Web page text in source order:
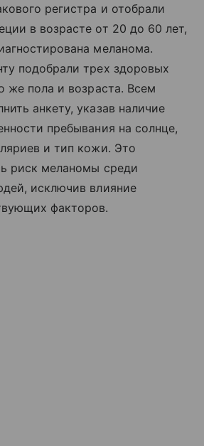
регистра и отобрали
в возрасте от 20 до 60 лет,
меланома.
подобрали трех здоровых
же пола и возраста. Всем
анкету, указав наличие
пребывания на солнце,
и тип кожи. Это
риск меланомы среди
исключив влияние
факторов.